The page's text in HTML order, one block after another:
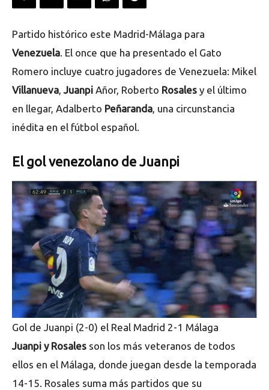
Partido histórico este Madrid-Málaga para
Venezuela. El once que ha presentado el Gato
Romero incluye cuatro jugadores de Venezuela: Mikel
Villanueva,Juanpi Añor, Roberto Rosales y el último
en llegar, Adalberto Peñaranda, una circunstancia
inédita en el fútbol español.
El gol venezolano de Juanpi
Gol de Juanpi (2-0) el Real Madrid 2-1 Málaga
Juanpi y Rosales son los más veteranos de todos
ellos en el Málaga, donde juegan desde la temporada
14-15. Rosales suma más partidos que su